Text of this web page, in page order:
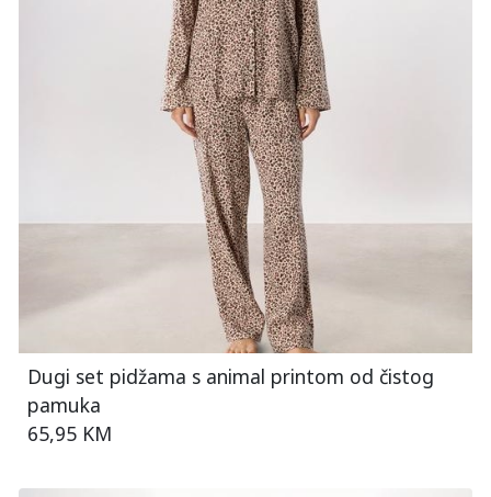
Dugi set pidžama s animal printom od čistog
pamuka
65,95 KM